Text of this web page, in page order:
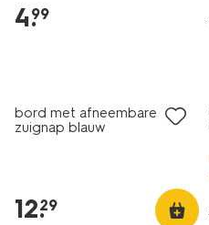
33502750.html
4.
99
bord met afneembare
zuignap blauw
12.
29